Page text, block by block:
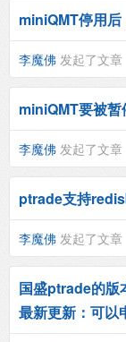
miniQMT停用
李魔佛 发起了文章
miniQMT要被
李魔佛 发起了文章
ptrade支持
李魔佛 发起了文章
国盛ptrade的版
最新更新：可以